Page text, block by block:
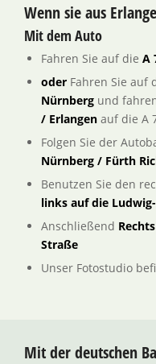
Wenn sie aus
Mit dem Auto
Fahren Sie auf die A
oder Fahren Sie auf
Nürnberg und
/ Erlangen auf die A
Folgen Sie der
Nürnberg / Fürth
Benutzen Sie den
links auf die
Anschließend
Straße
Unser Fotostudio
Mit der deutschen